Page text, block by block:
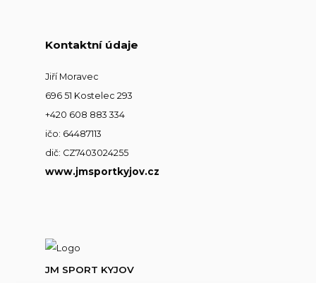
Kontaktní údaje
Jiří Moravec
696 51 Kostelec 293
+420 608 883 334
ičo: 64487113
dič: CZ7403024255
www.jmsportkyjov.cz
JM SPORT KYJOV